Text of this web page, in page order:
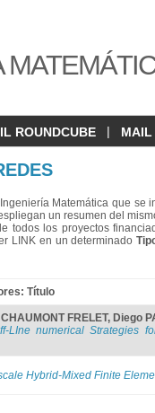
ROUNDCUBE | MAIL
Matemática que se
un resumen del
todos los proyectos
LINK en un determinado
Título
FRELET, Diego
LIne numerical Strategies
Hybrid-Mixed Finite